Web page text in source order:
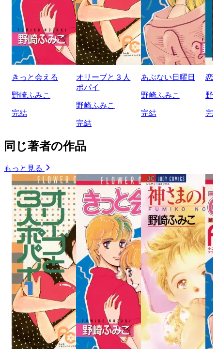
きっと会える
野崎ふみこ
完結
オリーブと３人
ポパイ
野崎ふみこ
完結
あぶない日曜日
野崎ふみこ
完結
恋
野
完
同じ著者の作品
もっと見る